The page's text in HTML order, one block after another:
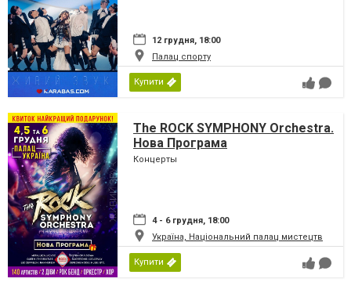
12 грудня, 18:00
Палац спорту
Купити
The ROCK SYMPHONY Orchestra.
Нова Програма
Концерты
4 - 6 грудня, 18:00
Україна, Національний палац мистецтв
Купити